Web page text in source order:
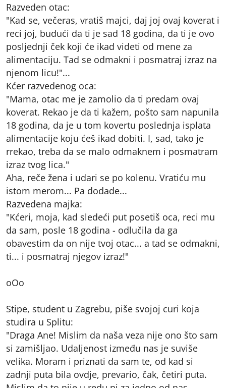
Razveden otac:
"Kad se, večeras, vratiš majci, daj joj ovaj koverat i
reci joj, budući da ti je sad 18 godina, da ti je ovo
posljednji ček koji će ikad videti od mene za
alimentaciju. Tad se odmakni i posmatraj izraz na
njenom licu!"...
Kćer razvedenog oca:
"Mama, otac me je zamolio da ti predam ovaj
koverat. Rekao je da ti kažem, pošto sam napunila
18 godina, da je u tom kovertu poslednja isplata
alimentacije koju ćeš ikad dobiti. I, sad, tako je
rrekao, treba da se malo odmaknem i posmatram
izraz tvog lica."
Aha, reče žena i udari se po kolenu. Vratiću mu
istom merom... Pa dodade...
Razvedena majka:
"Kćeri, moja, kad sledeći put posetiš oca, reci mu
da sam, posle 18 godina - odlučila da ga
obavestim da on nije tvoj otac... a tad se odmakni,
ti... i posmatraj njegov izraz!"
oOo
Stipe, student u Zagrebu, piše svojoj curi koja
studira u Splitu:
"Draga Ane! Mislim da naša veza nije ono što sam
si zamišljao. Udaljenost između nas je suviše
velika. Moram i priznati da sam te, od kad si
zadnji puta bila ovdje, prevario, čak, četiri puta.